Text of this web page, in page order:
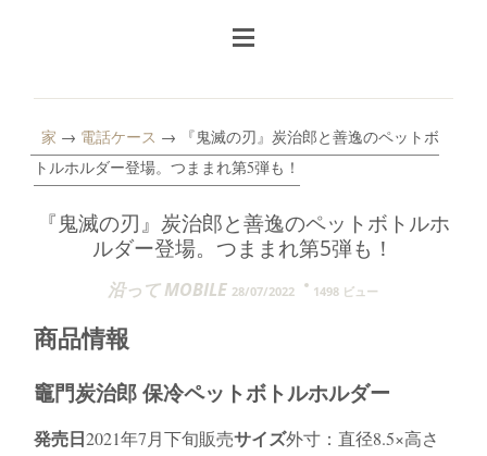
家 → 電話ケース → 『鬼滅の刃』炭治郎と善逸のペットボ
トルホルダー登場。つままれ第5弾も！
『鬼滅の刃』炭治郎と善逸のペットボトルホ
ルダー登場。つままれ第5弾も！
沿って MOBILE 28/07/2022 1498 ビュー
商品情報
竈門炭治郎 保冷ペットボトルホルダー
発売日2021年7月下旬販売サイズ外寸：直径8.5×高さ